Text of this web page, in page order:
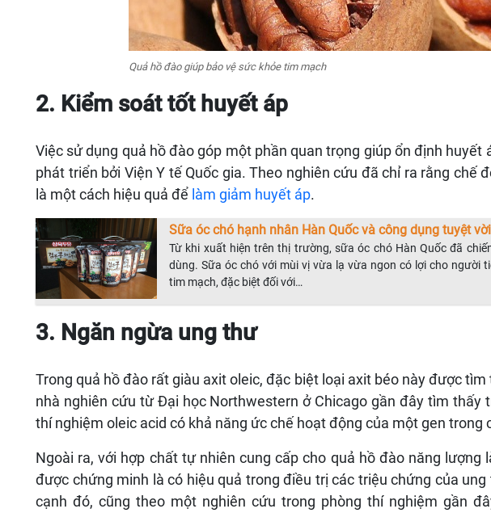
Quả hồ đào giúp bảo vệ sức khỏe tim mạch
2. Kiểm soát tốt huyết áp
Việc sử dụng quả hồ đào góp một phần quan trọng giúp ổn định huyết
phát triển bởi Viện Y tế Quốc gia. Theo nghiên cứu đã chỉ ra rằng chế
là một cách hiệu quả để làm giảm huyết áp.
Sữa óc chó hạnh nhân Hàn Quốc và công dụng tuyệt vời
Từ khi xuất hiện trên thị trường, sữa óc chó Hàn Quốc đã
dùng. Sữa óc chó với mùi vị vừa lạ vừa ngon có lợi cho người
tim mạch, đặc biệt đối với…
3. Ngăn ngừa ung thư
Trong quả hồ đào rất giàu axit oleic, đặc biệt loại axit béo này được
nhà nghiên cứu từ Đại học Northwestern ở Chicago gần đây tìm thấy
thí nghiệm oleic acid có khả năng ức chế hoạt động của một gen trong
Ngoài ra, với hợp chất tự nhiên cung cấp cho quả hồ đào năng lượng
được chứng minh là có hiệu quả trong điều trị các triệu chứng của
cạnh đó, cũng theo một nghiên cứu trong phòng thí nghiệm gần